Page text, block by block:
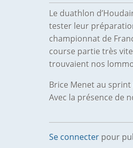
Le duathlon
tester leur
championnat de
course partie très
trouvaient nos
Brice Menet au
Avec la présence de
Se connecter pour